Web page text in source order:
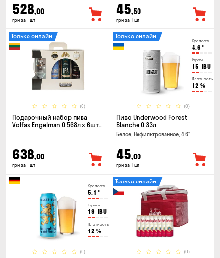
528,00
грн за 1 шт
45,50
грн за 1 шт
(0)
Только онлайн
Подарочный набор пива
Volfas Engelman 0.568л x 6шт +
638,00
грн за 1 шт
Крепость
4.6 °
Горечь
15 IBU
Плотность
12 %
(0)
Только онлайн
Пиво Underwood Forest
Blanche 0.33л
Белое, Нефильтрованное, 4.6°
45,00
грн за 1 шт
Крепость
5.1 °
Горечь
19 IBU
Плотность
12 %
(0) (0)
Только онлайн